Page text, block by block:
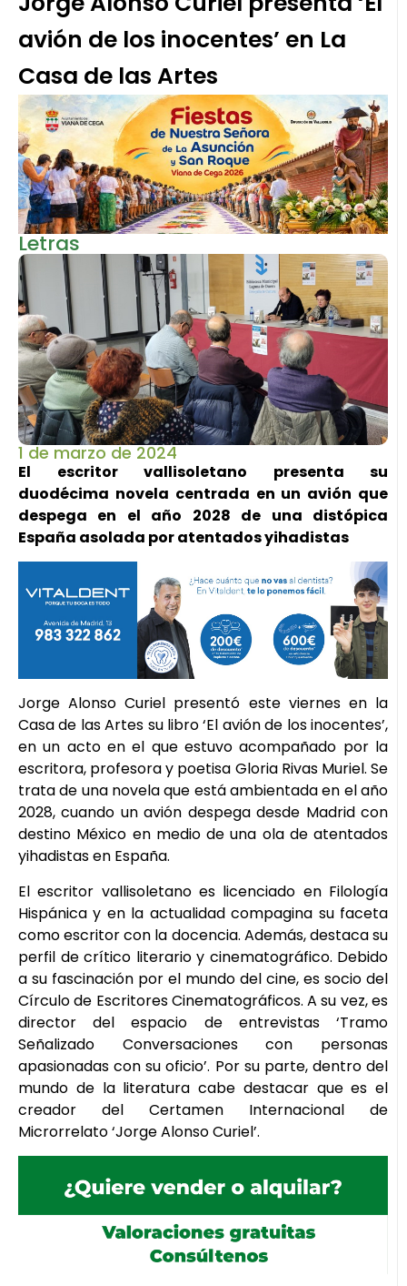
avión de los inocentes’ en La
Casa de las Artes
Letras
1 de marzo de 2024
El escritor vallisoletano presenta su
duodécima novela centrada en un avión que
despega en el año 2028 de una distópica
España asolada por atentados yihadistas
Jorge Alonso Curiel presentó este viernes en la
Casa de las Artes su libro ‘El avión de los inocentes’,
en un acto en el que estuvo acompañado por la
escritora, profesora y poetisa Gloria Rivas Muriel. Se
trata de una novela que está ambientada en el año
2028, cuando un avión despega desde Madrid con
destino México en medio de una ola de atentados
yihadistas en España.
El escritor vallisoletano es licenciado en Filología
Hispánica y en la actualidad compagina su faceta
como escritor con la docencia. Además, destaca su
perfil de crítico literario y cinematográfico. Debido
a su fascinación por el mundo del cine, es socio del
Círculo de Escritores Cinematográficos. A su vez, es
director del espacio de entrevistas ‘Tramo
Señalizado Conversaciones con personas
apasionadas con su oficio’. Por su parte, dentro del
mundo de la literatura cabe destacar que es el
creador del Certamen Internacional de
Microrrelato ‘Jorge Alonso Curiel’.